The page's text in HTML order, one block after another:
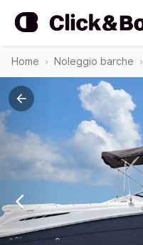
Home Noleggio barche